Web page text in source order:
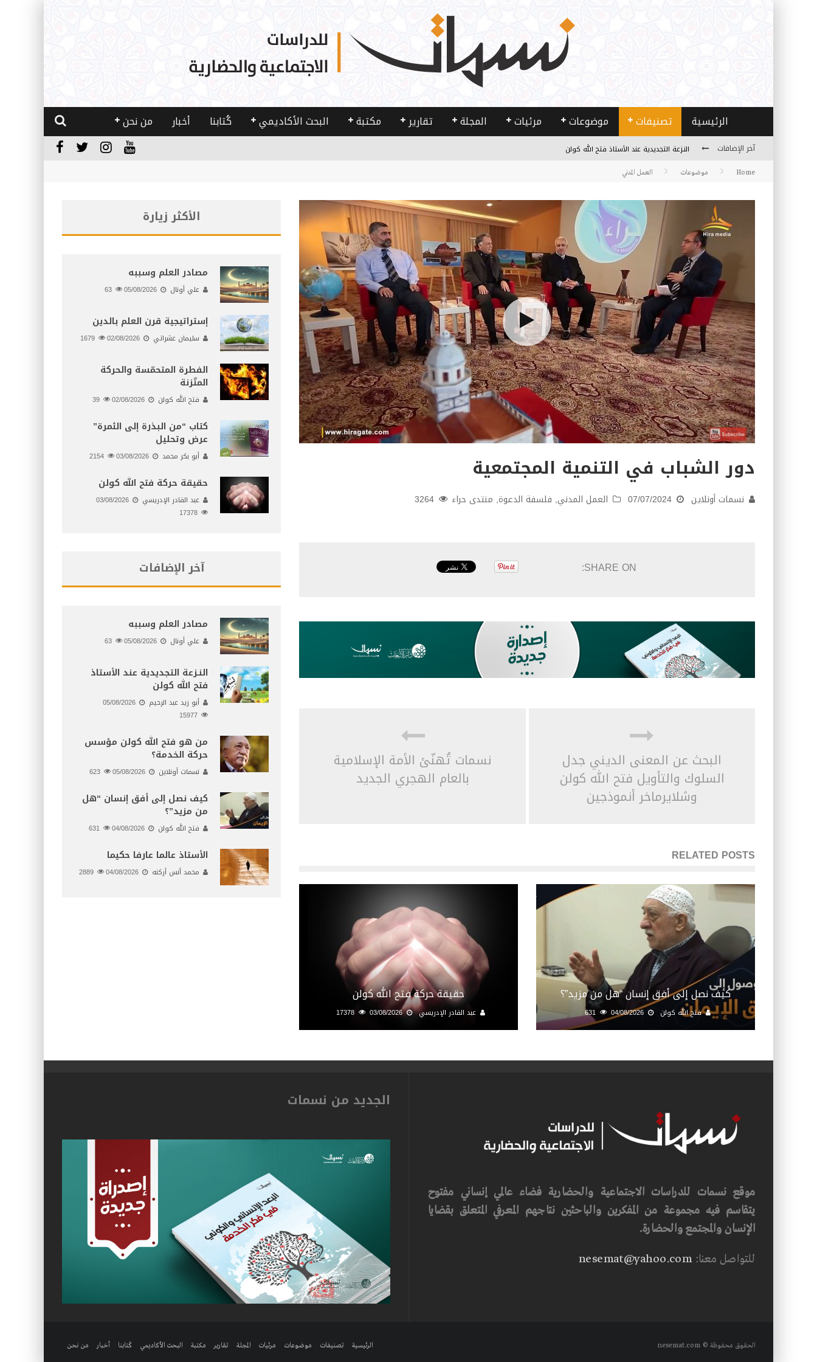
الرئيسية تصنيفات موضوعات مرئيات المجلة تقارير مكتبة البحث الأكاديمي كُتابنا أخبار من نحن
آخر الإضافات
النـزعة التجديدية عند الأستاذ فتح الله كولن
من هو فتح الله كولن مؤسس حركة الخدمة؟
كيف نصل إلى أفق إنسان “هل من مزيد”؟
الأستاذ عالما عارفا حكيما
مصادر العلم وسببه
Home موضوعات العمل المدني
دور الشباب في التنمية المجتمعية
نسمات أونلاين 07/07/2024 العمل المدني, فلسفة الدعوة, منتدى حراء
SHARE ON:
البحث عن المعنى الديني جدل
السلوك والتأويل فتح الله كولن
وشلايرماخر أنموذجين
نسمات تُهنّئ الأمة الإسلامية
بالعام الهجري الجديد
RELATED POSTS
كيف نصل إلى أفق إنسان “هل من مزيد”؟
فتح الله كولن 04/08/2026
حقيقة حركة فتح الله كولن
عبد القادر الإدريسي 03/08/2026
الأكثر زيارة
مصادر العلم وسببه
علي أونال 05/08/2026
إستراتيجية قرن العلم بالدين
سليمان عشراتي 02/08/2026
الفطرة المتحمّسة والحركة
المتّزنة
فتح الله كولن 02/08/2026
كتاب “من البذرة إلى الثمرة”
عرض وتحليل
أبو بكر محمد 03/08/2026
حقيقة حركة فتح الله كولن
عبد القادر الإدريسي
03/08/2026
آخر الإضافات
مصادر العلم وسببه
علي أونال 05/08/2026
النـزعة التجديدية عند الأستاذ
فتح الله كولن
أبو زيد عبد الرحيم
05/08/2026
من هو فتح الله كولن مؤسس
حركة الخدمة؟
نسمات أونلاين 05/08/2026
كيف نصل إلى أفق إنسان “هل
من مزيد”؟
فتح الله كولن 04/08/2026
الأستاذ عالما عارفا حكيما
محمد أنس أركنه 04/08/2026
موقع نسمات للدراسات الاجتماعية والحضارية فضاء عالمي إنساني مفتوح
يتقاسم فيه مجموعة من المفكرين والباحثين نتاجهم المعرفي المتعلق بقضايا
الإنسان والمجتمع والحضارة.
للتواصل معنا:nesemat@yahoo.com
الجديد من نسمات
الحقوق محفوظة © nesemat.com الرئيسية تصنيفات موضوعات مرئيات المجلة تقارير مكتبة البحث الأكاديمي كُتابنا أخبار من نحن